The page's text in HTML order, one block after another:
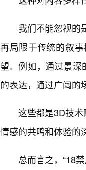
我们不能忽视的
再局限于传统的叙
望。例如，通过景深
的表达，通过广阔的
这些都是3D技
情感的共鸣和体验的
总而言之，“18